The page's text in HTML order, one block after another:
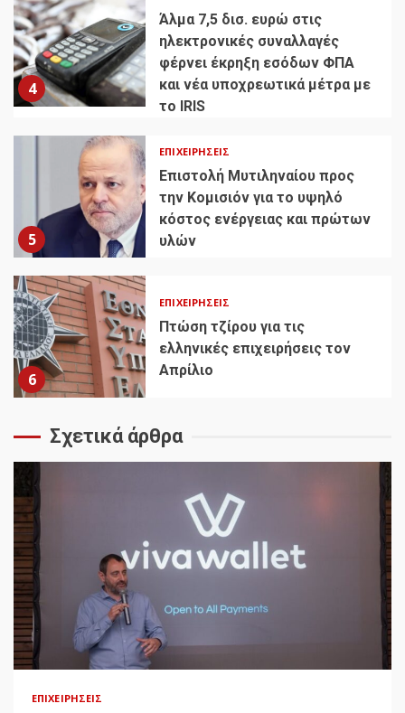
4
Άλμα 7,5 δισ. ευρώ στις
ηλεκτρονικές συναλλαγές
φέρνει έκρηξη εσόδων ΦΠΑ
και νέα υποχρεωτικά μέτρα με
το IRIS
5
ΕΠΙΧΕΙΡΉΣΕΙΣ
Επιστολή Μυτιληναίου προς
την Κομισιόν για το υψηλό
κόστος ενέργειας και πρώτων
υλών
6
ΕΠΙΧΕΙΡΉΣΕΙΣ
Πτώση τζίρου για τις
ελληνικές επιχειρήσεις τον
Απρίλιο
Σχετικά άρθρα
ΕΠΙΧΕΙΡΉΣΕΙΣ